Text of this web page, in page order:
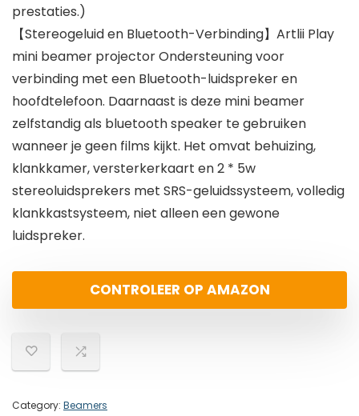
prestaties.)
【Stereogeluid en Bluetooth-Verbinding】Artlii Play
mini beamer projector Ondersteuning voor
verbinding met een Bluetooth-luidspreker en
hoofdtelefoon. Daarnaast is deze mini beamer
zelfstandig als bluetooth speaker te gebruiken
wanneer je geen films kijkt. Het omvat behuizing,
klankkamer, versterkerkaart en 2 * 5w
stereoluidsprekers met SRS-geluidssysteem, volledig
klankkastsysteem, niet alleen een gewone
luidspreker.
CONTROLEER OP AMAZON
Category: Beamers